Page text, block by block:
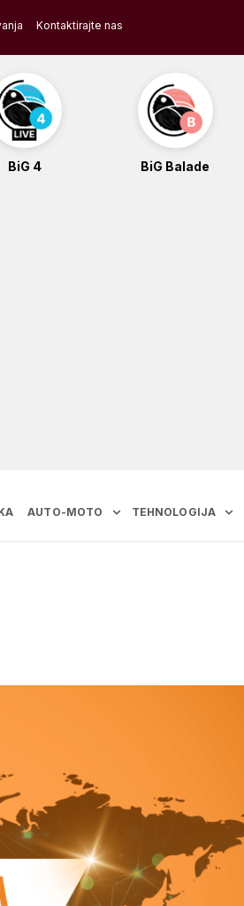
Kontaktirajte nas
BiG 4 BiG Balade
AUTO-MOTO TEHNOLOGIJA